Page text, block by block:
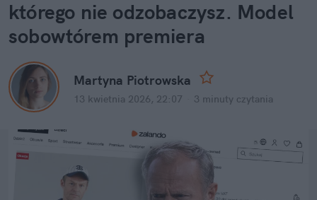
którego nie odzobaczysz. Model
sobowtórem premiera
Martyna Piotrowska
13 kwietnia 2026, 22:07 3 minuty czytania